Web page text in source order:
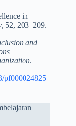
in
52, 203–209.
and
.
pf000024825